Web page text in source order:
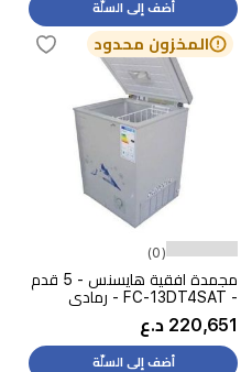
أضف إلى السلّة
المخزون محدود
(0)
مجمدة افقية هايسنس - 5 قدم
- FC-13DT4SAT - رمادي
220,651 د.ع
أضف إلى السلّة